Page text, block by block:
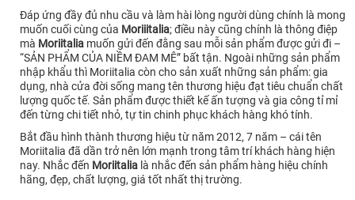
Đáp ứng đầy đủ nhu cầu và làm hài lòng người dùng chính là mong
muốn cuối cùng của Moriiitalia; điều này cũng chính là thông điệp
mà Moriitalia muốn gửi đến đằng sau mỗi sản phẩm được gửi đi –
“SẢN PHẨM CỦA NIỀM ĐAM MÊ” bất tận. Ngoài những sản phẩm
nhập khẩu thì Moriitalia còn cho sản xuất những sản phẩm: gia
dụng, nhà cửa đời sống mang tên thương hiệu đạt tiêu chuẩn chất
lượng quốc tế. Sản phẩm được thiết kế ấn tượng và gia công tỉ mỉ
đến từng chi tiết nhỏ, tự tin chinh phục khách hàng khó tính.
Bắt đầu hình thành thương hiệu từ năm 2012, 7 năm – cái tên
Moriitalia đã dần trở nên lớn mạnh trong tâm trí khách hàng hiện
nay. Nhắc đến Moriitalia là nhắc đến sản phẩm hàng hiệu chính
hãng, đẹp, chất lượng, giá tốt nhất thị trường.